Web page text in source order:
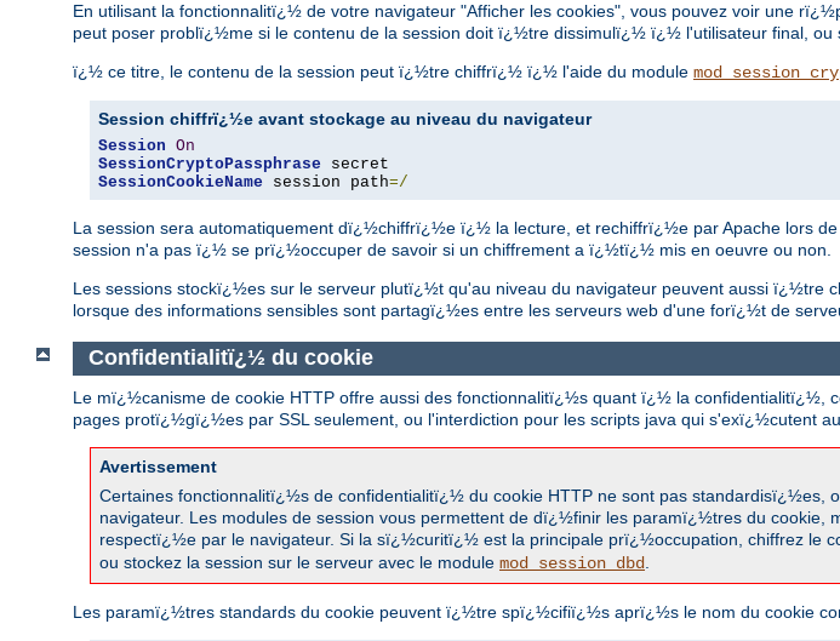
En utilisant la fonctionnalitï¿½ de votre navigateur "Afficher les cookies", vous pouvez voir une
peut poser problï¿½me si le contenu de la session doit ï¿½tre dissimulï¿½ ï¿½ l'utilisateur final,
ï¿½ ce titre, le contenu de la session peut ï¿½tre chiffrï¿½ ï¿½ l'aide du module
Session chiffrï¿½e avant stockage au niveau du navigateur
Session On
SessionCryptoPassphrase
SessionCookieName session path=/
La session sera automatiquement dï¿½chiffrï¿½e ï¿½ la lecture, et rechiffrï¿½e par Apache lors
session n'a pas ï¿½ se prï¿½occuper de savoir si un chiffrement a ï¿½tï¿½ mis en oeuvre ou non.
Les sessions stockï¿½es sur le serveur plutï¿½t qu'au niveau du navigateur peuvent aussi
lorsque des informations sensibles sont partagï¿½es entre les serveurs web d'une forï¿½t de
Confidentialitï¿½ du cookie
Le mï¿½canisme de cookie HTTP offre aussi des fonctionnalitï¿½s quant ï¿½ la confidentialitï¿½,
pages protï¿½gï¿½es par SSL seulement, ou l'interdiction pour les scripts java qui s'exï¿½cutent
Avertissement
Certaines fonctionnalitï¿½s de confidentialitï¿½ du cookie HTTP ne sont pas
navigateur. Les modules de session vous permettent de dï¿½finir les paramï¿½tres du cookie,
respectï¿½e par le navigateur. Si la sï¿½curitï¿½ est la principale prï¿½occupation, chiffrez le
ou stockez la session sur le serveur avec le module mod_session_dbd
Les paramï¿½tres standards du cookie peuvent ï¿½tre spï¿½cifiï¿½s aprï¿½s le nom du cookie